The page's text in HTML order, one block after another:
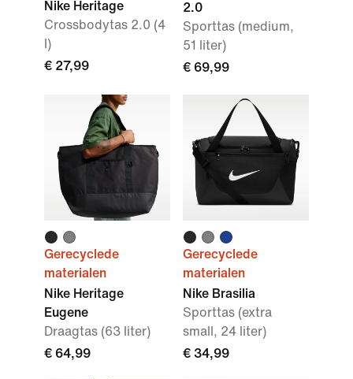
Nike Heritage
Crossbodytas 2.0 (4
l)
€ 27,99
2.0
Sporttas (medium,
51 liter)
€ 69,99
Gerecyclede
materialen
Nike Heritage
Eugene
Draagtas (63 liter)
€ 64,99
Gerecyclede
materialen
Nike Brasilia
Sporttas (extra
small, 24 liter)
€ 34,99